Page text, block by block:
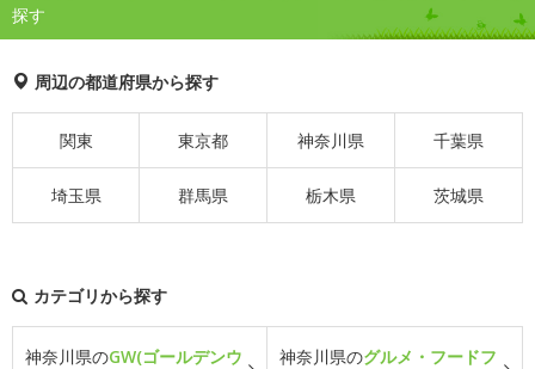
探す
周辺の都道府県から探す
関東 東京都 神奈川県 千葉県
埼玉県 群馬県 栃木県 茨城県
カテゴリから探す
神奈川県のGW(ゴールデンウ
神奈川県のグルメ・フードフ